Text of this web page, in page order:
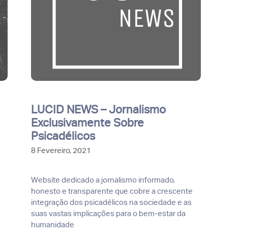
LUCID NEWS – Jornalismo
Exclusivamente Sobre
Psicadélicos
8 Fevereiro, 2021
Website dedicado a jornalismo informado,
honesto e transparente que cobre a crescente
integração dos psicadélicos na sociedade e as
suas vastas implicações para o bem-estar da
humanidade